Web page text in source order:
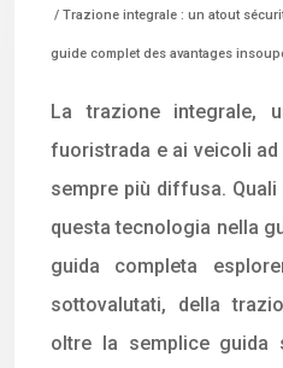
/ Trazione integrale : un atout
guide complet des avantages
La trazione integrale,
fuoristrada e ai veicoli
sempre più diffusa.
questa tecnologia nella
guida completa
sottovalutati, della
oltre la semplice guida